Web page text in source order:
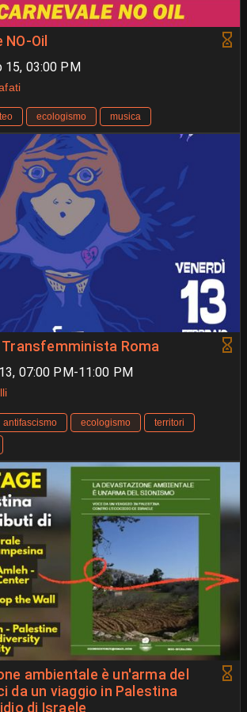
Oil
15, 03:00 PM
ecologismo musica
Roma
07:00 PM-11:00 PM
antifascismo ecologismo
territori
ambientale è un'arma del
da un viaggio in Palestina
di Israele